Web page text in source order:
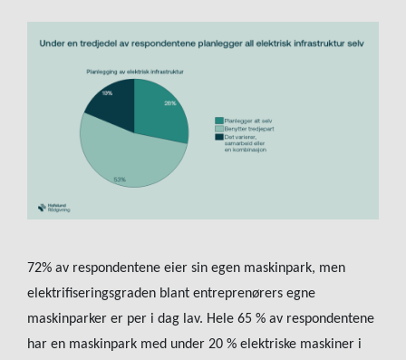
72% av respondentene eier sin egen maskinpark, men
elektrifiseringsgraden blant entreprenørers egne
maskinparker er per i dag lav. Hele 65 % av respondentene
har en maskinpark med under 20 % elektriske maskiner i